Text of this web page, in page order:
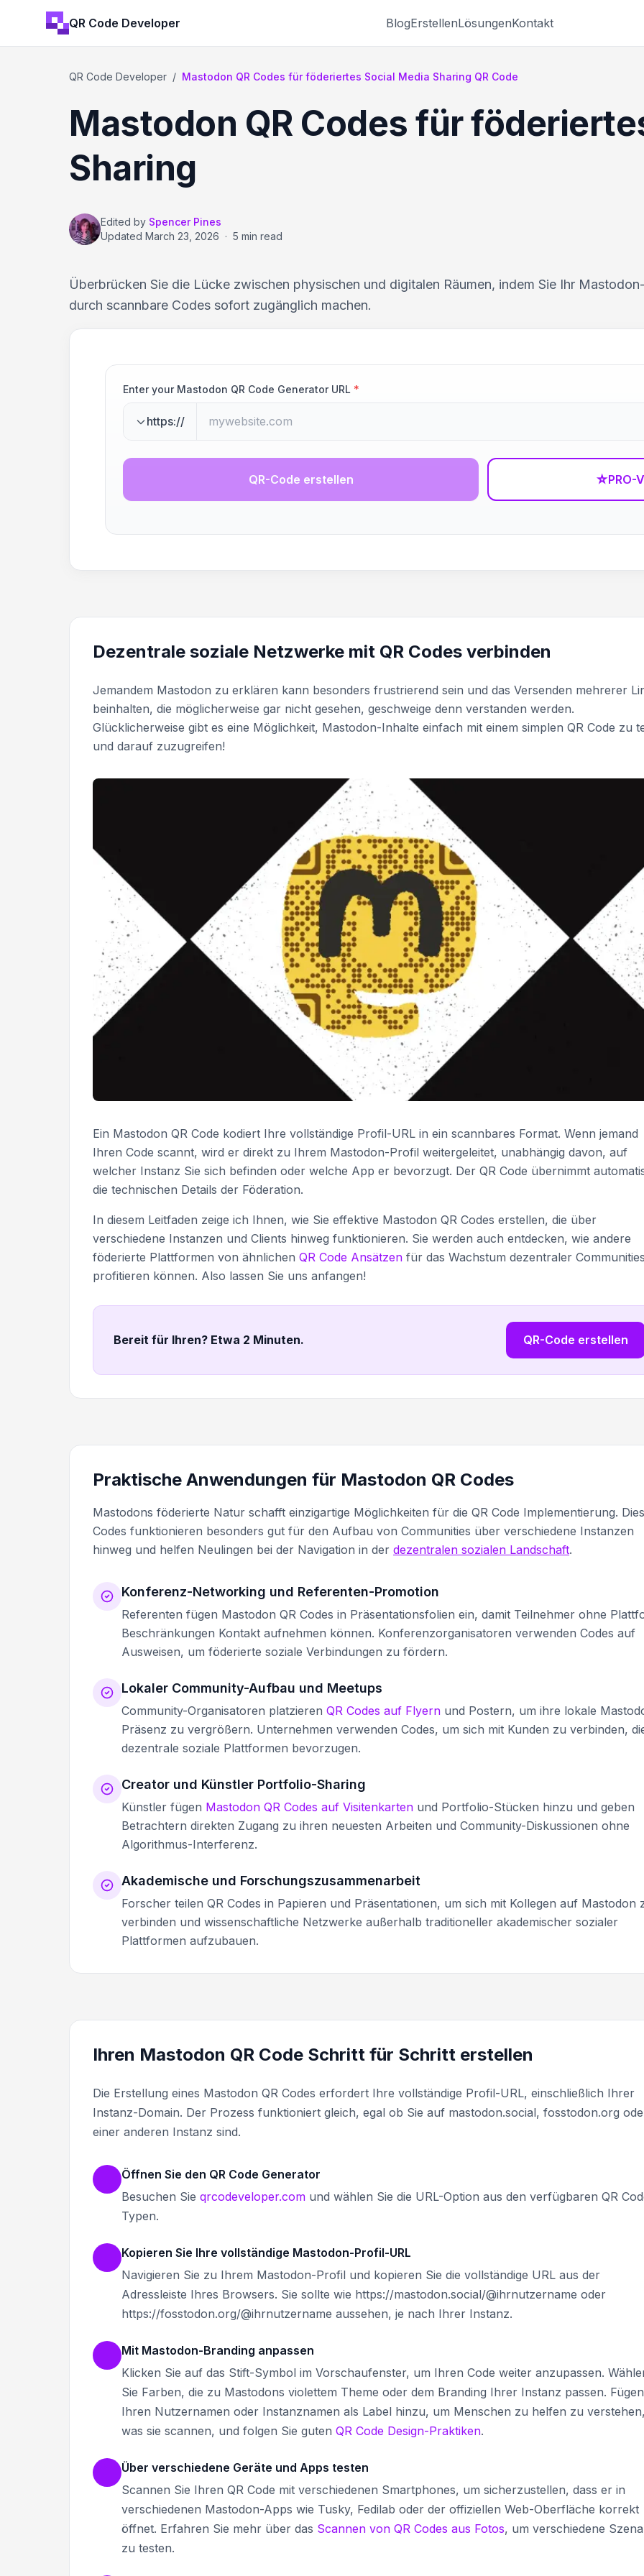
QR Code Developer BlogErstellenLösungenKontakt
QR Code Developer / Mastodon QR Codes für föderiertes Social Media Sharing QR Code
Mastodon QR Codes für
Sharing
Edited by Spencer Pines
Updated March 23, 2026 · 5 min read
Überbrücken Sie die Lücke zwischen physischen und digitalen Räumen, indem Sie Ihr
durch scannbare Codes sofort zugänglich machen.
Enter your Mastodon QR Code Generator URL *
https://
QR-Code erstellen ☆PRO-
Dezentrale soziale Netzwerke mit QR Codes verbinden
Jemandem Mastodon zu erklären kann besonders frustrierend sein und das Versenden mehrerer
beinhalten, die möglicherweise gar nicht gesehen, geschweige denn verstanden werden.
Glücklicherweise gibt es eine Möglichkeit, Mastodon-Inhalte einfach mit einem simplen QR Code zu
und darauf zuzugreifen!
Ein Mastodon QR Code kodiert Ihre vollständige Profil-URL in ein scannbares Format. Wenn jemand
Ihren Code scannt, wird er direkt zu Ihrem Mastodon-Profil weitergeleitet, unabhängig davon, auf
welcher Instanz Sie sich befinden oder welche App er bevorzugt. Der QR Code übernimmt
die technischen Details der Föderation.
In diesem Leitfaden zeige ich Ihnen, wie Sie effektive Mastodon QR Codes erstellen, die über
verschiedene Instanzen und Clients hinweg funktionieren. Sie werden auch entdecken, wie andere
föderierte Plattformen von ähnlichen QR Code Ansätzen für das Wachstum dezentraler
profitieren können. Also lassen Sie uns anfangen!
Bereit für Ihren? Etwa 2 Minuten. QR-Code erstellen
Praktische Anwendungen für Mastodon QR Codes
Mastodons föderierte Natur schafft einzigartige Möglichkeiten für die QR Code Implementierung.
Codes funktionieren besonders gut für den Aufbau von Communities über verschiedene Instanzen
hinweg und helfen Neulingen bei der Navigation in der dezentralen sozialen Landschaft.
Konferenz-Networking und Referenten-Promotion
Referenten fügen Mastodon QR Codes in Präsentationsfolien ein, damit Teilnehmer ohne
Beschränkungen Kontakt aufnehmen können. Konferenzorganisatoren verwenden Codes auf
Ausweisen, um föderierte soziale Verbindungen zu fördern.
Lokaler Community-Aufbau und Meetups
Community-Organisatoren platzieren QR Codes auf Flyern und Postern, um ihre lokale
Präsenz zu vergrößern. Unternehmen verwenden Codes, um sich mit Kunden zu verbinden,
dezentrale soziale Plattformen bevorzugen.
Creator und Künstler Portfolio-Sharing
Künstler fügen Mastodon QR Codes auf Visitenkarten und Portfolio-Stücken hinzu und geben
Betrachtern direkten Zugang zu ihren neuesten Arbeiten und Community-Diskussionen ohne
Algorithmus-Interferenz.
Akademische und Forschungszusammenarbeit
Forscher teilen QR Codes in Papieren und Präsentationen, um sich mit Kollegen auf Mastodon
verbinden und wissenschaftliche Netzwerke außerhalb traditioneller akademischer sozialer
Plattformen aufzubauen.
Ihren Mastodon QR Code Schritt für Schritt erstellen
Die Erstellung eines Mastodon QR Codes erfordert Ihre vollständige Profil-URL, einschließlich Ihrer
Instanz-Domain. Der Prozess funktioniert gleich, egal ob Sie auf mastodon.social, fosstodon.org
einer anderen Instanz sind.
Öffnen Sie den QR Code Generator
Besuchen Sie qrcodeveloper.com und wählen Sie die URL-Option aus den verfügbaren QR
Typen.
Kopieren Sie Ihre vollständige Mastodon-Profil-URL
Navigieren Sie zu Ihrem Mastodon-Profil und kopieren Sie die vollständige URL aus der
Adressleiste Ihres Browsers. Sie sollte wie https://mastodon.social/@ihrnutzername oder
https://fosstodon.org/@ihrnutzername aussehen, je nach Ihrer Instanz.
Mit Mastodon-Branding anpassen
Klicken Sie auf das Stift-Symbol im Vorschaufenster, um Ihren Code weiter anzupassen.
Sie Farben, die zu Mastodons violettem Theme oder dem Branding Ihrer Instanz passen.
Ihren Nutzernamen oder Instanznamen als Label hinzu, um Menschen zu helfen zu
was sie scannen, und folgen Sie guten QR Code Design-Praktiken.
Über verschiedene Geräte und Apps testen
Scannen Sie Ihren QR Code mit verschiedenen Smartphones, um sicherzustellen, dass er in
verschiedenen Mastodon-Apps wie Tusky, Fedilab oder der offiziellen Web-Oberfläche korrekt
öffnet. Erfahren Sie mehr über das Scannen von QR Codes aus Fotos, um verschiedene
zu testen.